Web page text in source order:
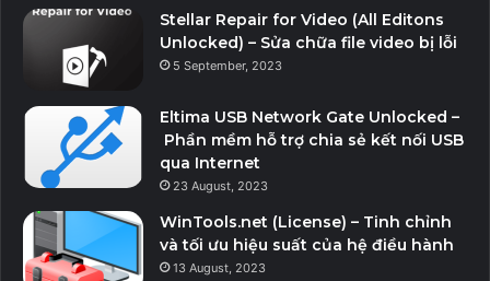
Stellar Repair for Video (All Editons
Unlocked) – Sửa chữa file video bị lỗi
5 September, 2023
Eltima USB Network Gate Unlocked –
Phần mềm hỗ trợ chia sẻ kết nối USB
qua Internet
23 August, 2023
WinTools.net (License) – Tinh chỉnh
và tối ưu hiệu suất của hệ điều hành
13 August, 2023